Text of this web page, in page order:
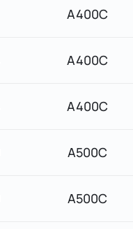
А400С
А400С
А400С
А500С
А500С